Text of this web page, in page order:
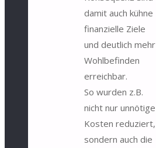
damit auch kühne
finanzielle Ziele
und deutlich mehr
Wohlbefinden
erreichbar.
So wurden z.B.
nicht nur unnötige
Kosten reduziert,
sondern auch die